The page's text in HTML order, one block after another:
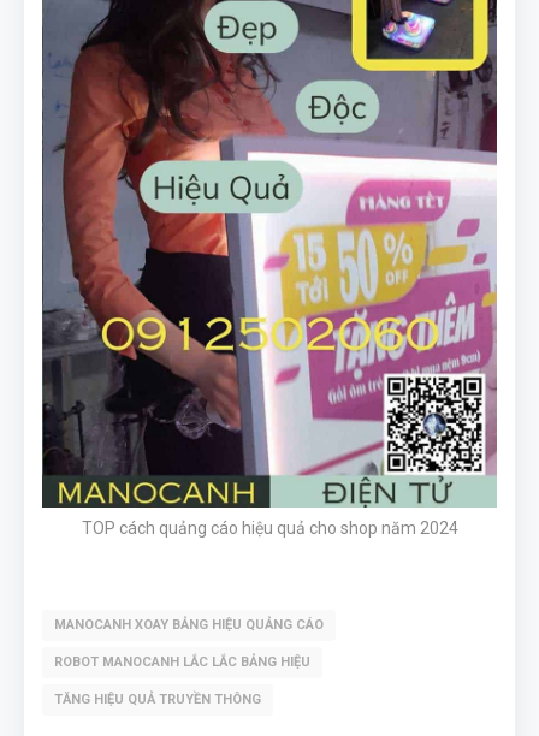
TOP cách quảng cáo hiệu quả cho shop năm 2024
MANOCANH XOAY BẢNG HIỆU QUẢNG CÁO
ROBOT MANOCANH LẮC LẮC BẢNG HIỆU
TĂNG HIỆU QUẢ TRUYỀN THÔNG